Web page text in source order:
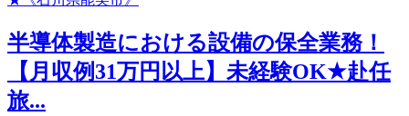
半導体製造における設備の保全業務！
【月収例31万円以上】未経験OK★赴任
旅...